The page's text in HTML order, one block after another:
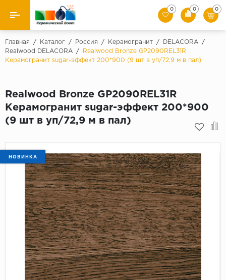
Назад
Производители
Керамогранит
Искусственный камень
Клинкер
0 0 0
Главная / Каталог / Россия / Керамогранит / DELACORA
/
Realwood DELACORA
/
Realwood Bronze GP2090REL31R
Керамогранит sugar-эффект 200*900 (9 шт в уп/72,9 м в пал)
Realwood Bronze GP2090REL31R
Керамогранит sugar-эффект 200*900
(9 шт в уп/72,9 м в пал)
НОВИНКА